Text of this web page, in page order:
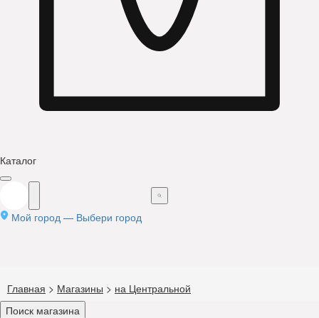
Каталог
Мой город — Выбери город
Главная > Магазины > на Центральной
Поиск магазина